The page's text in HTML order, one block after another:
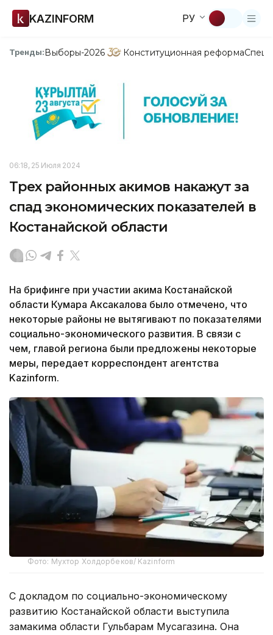
KAZINFORM РУ
Тренды:Выборы-2026 Конституционная реформа
06:18, 25 Июля 2024
Трех районных акимов накажут за
спад экономических показателей в
Костанайской области
На брифинге при участии акима Костанайской
области Кумара Аксакалова было отмечено, что
некоторые районы не вытягивают по показателями
социально-экономического развития. В связи с
чем, главой региона были предложены некоторые
меры, передает корреспондент агентства
Kazinform.
Фото: Мухтор Холдорбеков/ Kazinform
С докладом по социально-экономическому
развитию Костанайской области выступила
замакима области Гульбарам Мусагазина. Она